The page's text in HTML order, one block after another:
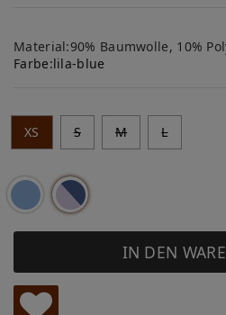
Material:90% Baumwolle, 10%
Farbe:lila-blue
XS S M L
IN DEN